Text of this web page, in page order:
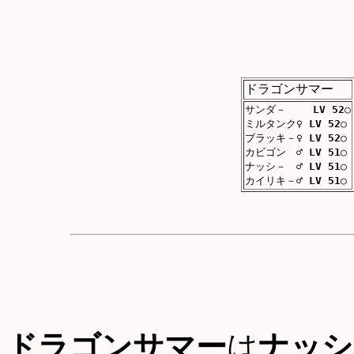
ドラゴンサマー
サンダ－ LV 52○
ミルタンク♀ LV 52○
ブラッキ－♀ LV 52○
カビゴン ♂ LV 51○
ナッシ－ ♂ LV 51○
カイリキ－♂ LV 51○
ドラゴンサマーはナッ